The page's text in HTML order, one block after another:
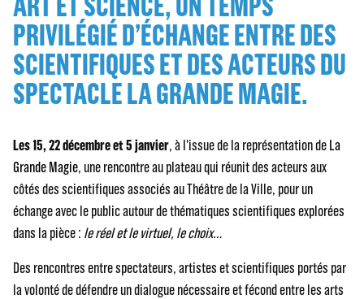
PRIVILÉGIÉ D’ÉCHANGE ENTRE DES
SCIENTIFIQUES ET DES ACTEURS DU
SPECTACLE LA GRANDE MAGIE.
Les 15, 22 décembre et 5 janvier, à l'issue de la représentation deLa
Grande Magie, une rencontre au plateau qui réunit des acteurs aux
côtés des scientifiques associés au Théâtre de la Ville, pour un
échange avec le public autour de thématiques scientifiques explorées
dans la pièce : le réel et le virtuel, le choix…
Des rencontres entre spectateurs, artistes et scientifiques portés par
la volonté de défendre un dialogue nécessaire et fécond entre les arts